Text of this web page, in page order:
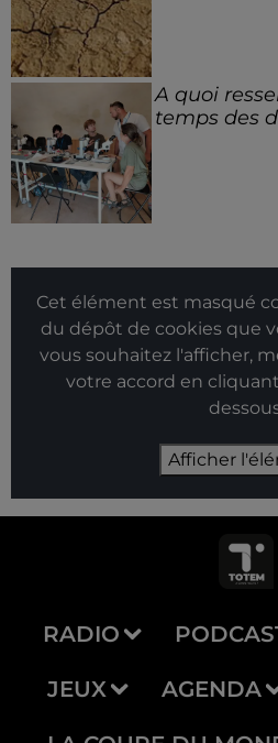
A quoi
temps des
Cet élément est masqué
du dépôt de cookies que
vous souhaitez l'afficher,
votre accord en
Afficher
RADIO
JEUX AGENDA